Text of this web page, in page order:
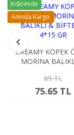
DERİ PRES KEMİK
67 TL
Anında Kargo